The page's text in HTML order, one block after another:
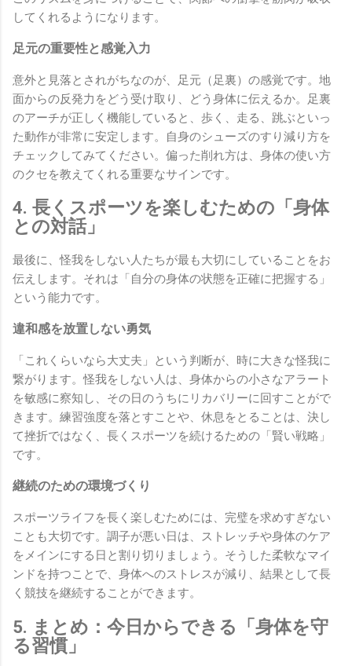
してくれるようになります。
足元の重要性と感覚入力
意外と見落とされがちなのが、足元（足裏）の感覚です。地
面からの反発力をどう受け取り、どう身体に伝えるか。足裏
のアーチが正しく機能していると、歩く、走る、跳ぶといっ
た動作が非常に安定します。自身のシューズのすり減り方を
チェックしてみてください。偏った削れ方は、身体の使い方
のクセを教えてくれる重要なサインです。
4. 長くスポーツを楽しむための「身体
との対話」
最後に、怪我をしない人たちが最も大切にしていることをお
伝えします。それは「自分の身体の状態を正確に把握する」
という能力です。
違和感を放置しない勇気
「これくらいなら大丈夫」という判断が、時に大きな怪我に
繋がります。怪我をしない人は、身体からの小さなアラート
を敏感に察知し、その日のうちにリカバリーに回すことがで
きます。練習強度を落とすことや、休息をとることは、決し
て挫折ではなく、長くスポーツを続けるための「賢い戦略」
です。
継続のための環境づくり
スポーツライフを長く楽しむためには、完璧を求めすぎない
ことも大切です。調子が悪い日は、ストレッチや身体のケア
をメインにする日と割り切りましょう。そうした柔軟なマイ
ンドを持つことで、身体へのストレスが減り、結果として長
く競技を継続することができます。
5. まとめ：今日からできる「身体を守
る習慣」